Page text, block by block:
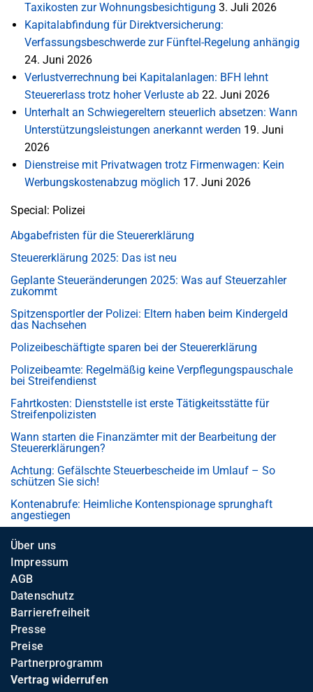
Taxikosten zur Wohnungsbesichtigung 3. Juli 2026
Kapitalabfindung für Direktversicherung:
Verfassungsbeschwerde zur Fünftel-Regelung anhängig
24. Juni 2026
Verlustverrechnung bei Kapitalanlagen: BFH lehnt
Steuererlass trotz hoher Verluste ab 22. Juni 2026
Unterhalt an Schwiegereltern steuerlich absetzen: Wann
Unterstützungsleistungen anerkannt werden 19. Juni
2026
Dienstreise mit Privatwagen trotz Firmenwagen: Kein
Werbungskostenabzug möglich 17. Juni 2026
Special: Polizei
Abgabefristen für die Steuererklärung
Steuererklärung 2025: Das ist neu
Geplante Steueränderungen 2025: Was auf Steuerzahler
zukommt
Spitzensportler der Polizei: Eltern haben beim Kindergeld
das Nachsehen
Polizeibeschäftigte sparen bei der Steuererklärung
Polizeibeamte: Regelmäßig keine Verpflegungspauschale
bei Streifendienst
Fahrtkosten: Dienststelle ist erste Tätigkeitsstätte für
Streifenpolizisten
Wann starten die Finanzämter mit der Bearbeitung der
Steuererklärungen?
Achtung: Gefälschte Steuerbescheide im Umlauf – So
schützen Sie sich!
Kontenabrufe: Heimliche Kontenspionage sprunghaft
angestiegen
Über uns
Impressum
AGB
Datenschutz
Barrierefreiheit
Presse
Preise
Partnerprogramm
Vertrag widerrufen